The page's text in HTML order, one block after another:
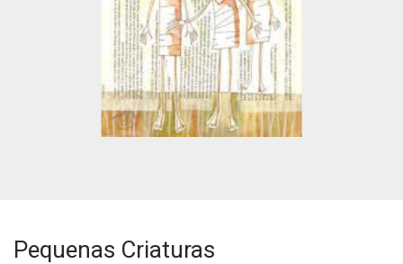
Pequenas Criaturas